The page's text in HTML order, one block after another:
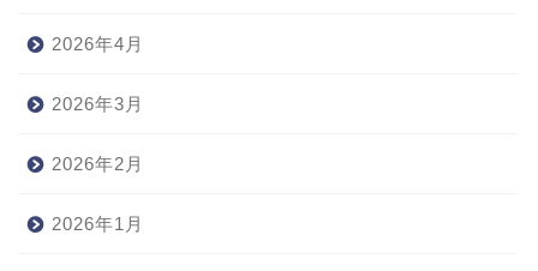
2026年4月
2026年3月
2026年2月
2026年1月